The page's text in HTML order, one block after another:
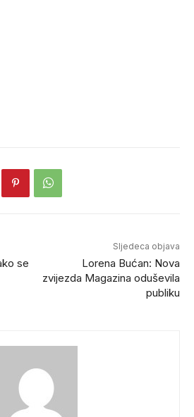
se
Sljedeca objava
Lorena Bućan: Nova
zvijezda Magazina oduševila
publiku